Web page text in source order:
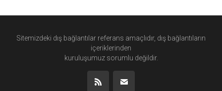
Sitemizdeki dış bağlantılar referans amaçlıdır, dış bağlantıların
içeriklerinden
kuruluşumuz sorumlu değildir.